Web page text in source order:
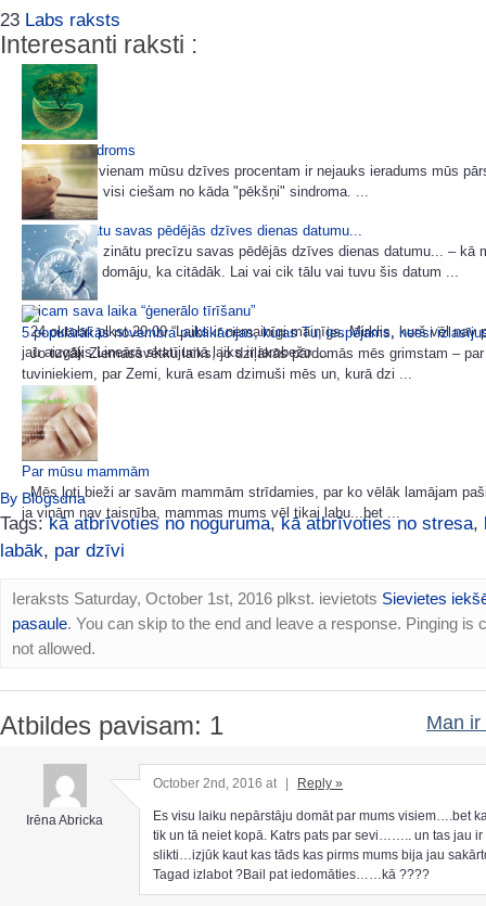
23 Labs raksts
Interesanti raksti :
„Pēkšņi” sindroms
Patiesībā, vienam mūsu dzīves procentam ir nejauks ieradums mūs
pēkšņi. Mēs visi ciešam no kāda "pēkšņi" sindroma. ...
Ja mēs zinātu savas pēdējās dzīves dienas datumu...
Ja vien mēs zinātu precīzu savas pēdējās dzīves dienas datumu... – kā
dzīvotu? Es domāju, ka citādāk. Lai vai cik tālu vai tuvu šis datum ...
Veicam sava laika “ģenerālo tīrīšanu”
24.oktobrī plkst.20:00 “Laiks ir nemainīgi mainīgs. Mirklis, kurš vēl nav
jau aizgājis.Lineārā skatījumā laiks ir ierobežo ...
5 populārākās novembra publikācijas, kuras Tu, iespējams, neesi
Jo tuvāk Ziemassvētku laiks, jo dziļākās pārdomās mēs grimstam –
tuviniekiem, par Zemi, kurā esam dzimuši mēs un, kurā dzi ...
Par mūsu mammām
Mēs ļoti bieži ar savām mammām strīdamies, par ko vēlāk lamājam
ja viņām nav taisnība, mammas mums vēl tikai labu...bet ...
By Blogsdna
Tags:kā atbrīvoties no noguruma,kā atbrīvoties no stresa,
labāk, par dzīvi
Ieraksts Saturday, October 1st, 2016 plkst. ievietots Sievietes
pasaule. You can skip to the end and leave a response. Pinging is
not allowed.
Atbildes pavisam: 1 Man ir
Irēna Abricka
October 2nd, 2016 at | Reply »
Es visu laiku nepārstāju domāt par mums visiem….bet
tik un tā neiet kopā. Katrs pats par sevi…….. un tas jau ir
slikti…izjūk kaut kas tāds kas pirms mums bija jau
Tagad izlabot ?Bail pat iedomāties……kā ????